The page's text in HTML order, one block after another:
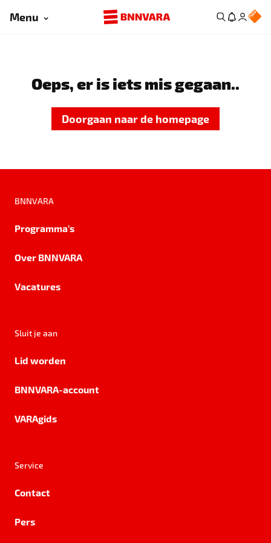
Menu
Oeps, er is iets mis gegaan..
Doorgaan naar de homepage
BNNVARA
Programma's
Over BNNVARA
Vacatures
Sluit je aan
Lid worden
BNNVARA-account
VARAgids
Service
Contact
Pers